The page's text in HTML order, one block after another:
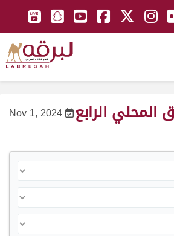
Nov 1, 2024 المحلي الرابع